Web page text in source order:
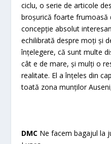
ciclu, o serie de articole
broșurică foarte
concepție absolut
echilibrată despre moți și
înțelegere, că sunt multe
cât e de mare, și mulți o
realitate. El a înțeles din
toată zona munților
DMC Ne facem bagajul la